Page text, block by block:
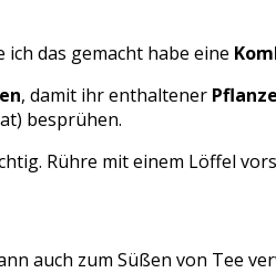
ich das gemacht habe eine
, damit ihr enthaltener
besprühen.
Rühre mit einem Löffel
auch zum Süßen von Tee